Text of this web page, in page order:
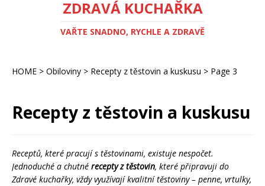
ZDRAVÁ KUCHAŘKA
VAŘTE SNADNO, RYCHLE A ZDRAVĚ
HOME > Obiloviny > Recepty z těstovin a kuskusu > Page 3
Recepty z těstovin a kuskusu
Receptů, které pracují s těstovinami, existuje nespočet.
Jednoduché a chutné recepty z těstovin, které připravuji do
Zdravé kuchařky, vždy využívají kvalitní těstoviny – penne, vrtulky,